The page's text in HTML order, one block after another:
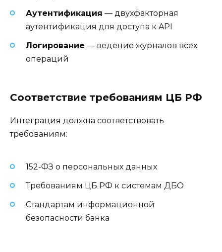
Аутентификация — двухфакторная
аутентификация для доступа к API
Логирование — ведение журналов всех
операций
Соответствие требованиям ЦБ РФ
Интеграция должна соответствовать
требованиям:
152-ФЗ о персональных данных
Требованиям ЦБ РФ к системам ДБО
Стандартам информационной
безопасности банка